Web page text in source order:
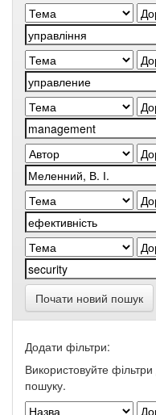
Почати новий пошук
Додати фільтри:
Використовуйте
пошуку.